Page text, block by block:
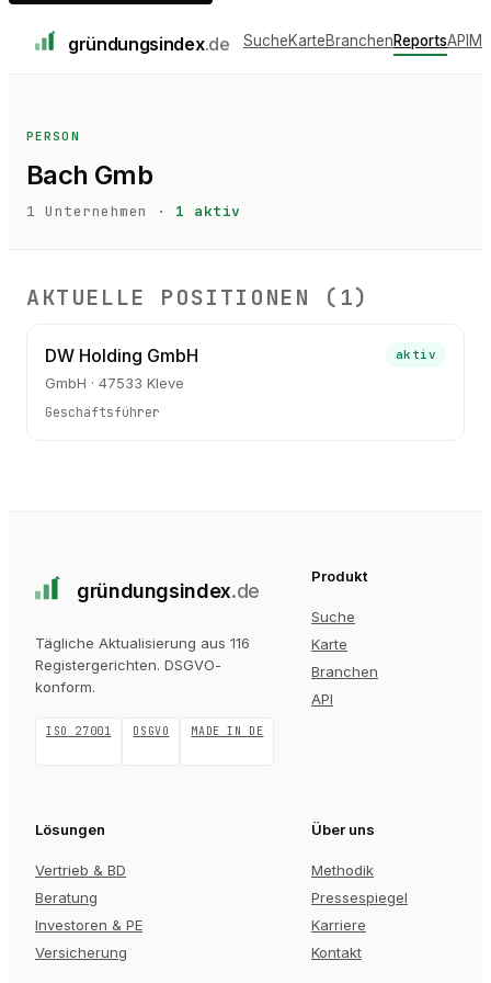
gründungsindex.de SucheKarteBranchenReportsAPI
PERSON
Bach Gmb
1 Unternehmen · 1 aktiv
AKTUELLE POSITIONEN ( 1)
DW Holding GmbH
GmbH · 47533 Kleve
aktiv
Geschäftsführer
gründungsindex.de
Tägliche Aktualisierung aus 116
Registergerichten. DSGVO-
konform.
ISO 27001 DSGVO MADE IN DE
Produkt
Suche
Karte
Branchen
API
Lösungen
Vertrieb & BD
Beratung
Investoren & PE
Versicherung
Über uns
Methodik
Pressespiegel
Karriere
Kontakt